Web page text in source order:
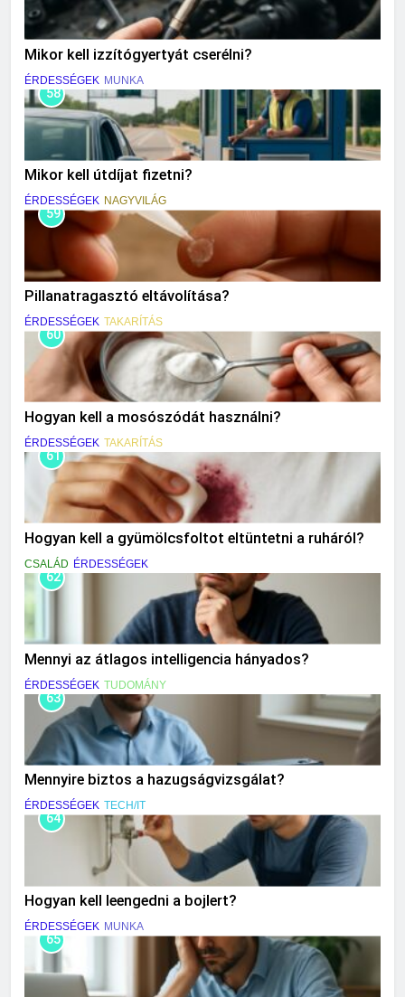
Mikor kell izzítógyertyát cserélni?
ÉRDESSÉGEK MUNKA
58
Mikor kell útdíjat fizetni?
ÉRDESSÉGEK NAGYVILÁG
59
Pillanatragasztó eltávolítása?
ÉRDESSÉGEK TAKARÍTÁS
60
Hogyan kell a mosószódát használni?
ÉRDESSÉGEK TAKARÍTÁS
61
Hogyan kell a gyümölcsfoltot eltüntetni a ruháról?
CSALÁD ÉRDESSÉGEK
62
Mennyi az átlagos intelligencia hányados?
ÉRDESSÉGEK TUDOMÁNY
63
Mennyire biztos a hazugságvizsgálat?
ÉRDESSÉGEK TECH/IT
64
Hogyan kell leengedni a bojlert?
ÉRDESSÉGEK MUNKA
65